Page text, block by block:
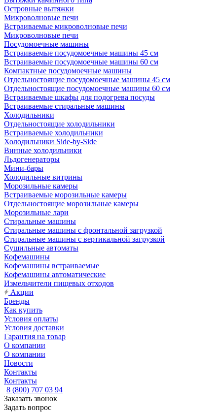
Островные вытяжки
Микроволновые печи
Встраиваемые микроволновые печи
Микроволновые печи
Посудомоечные машины
Встраиваемые посудомоечные машины 45 см
Встраиваемые посудомоечные машины 60 см
Компактные посудомоечные машины
Отдельностоящие посудомоечные машины 45 см
Отдельностоящие посудомоечные машины 60 см
Встраиваемые шкафы для подогрева посуды
Встраиваемые стиральные машины
Холодильники
Отдельностоящие холодильники
Встраиваемые холодильники
Холодильники Side-by-Side
Винные холодильники
Льдогенераторы
Мини-бары
Холодильные витрины
Морозильные камеры
Встраиваемые морозильные камеры
Отдельностоящие морозильные камеры
Морозильные лари
Стиральные машины
Стиральные машины с фронтальной загрузкой
Стиральные машины с вертикальной загрузкой
Сушильные автоматы
Кофемашины
Кофемашины встраиваемые
Кофемашины автоматические
Измельчители пищевых отходов
Акции
Бренды
Как купить
Условия оплаты
Условия доставки
Гарантия на товар
О компании
О компании
Новости
Контакты
Контакты
8 (800) 707 03 94
Заказать звонок
Задать вопрос